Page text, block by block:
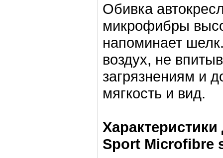
Обивка
микрофибры
напоминает
воздух, не
загрязнениям и
мягкость и вид.
Sport Microfibre